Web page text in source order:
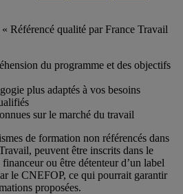
Référencé qualité par France Travail
du programme et des objectifs
plus adaptés à vos besoins
sur le marché du travail
de formation non référencés dans
peuvent être inscrits dans le
ou être détenteur d’un label
le CNEFOP, ce qui pourrait garantir
proposées.